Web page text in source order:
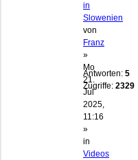
in
Slowenien
von
Franz
»
Mo
21.
Jul
2025,
11:16
»
in
Videos
Antworten: 5
Zugriffe: 2329